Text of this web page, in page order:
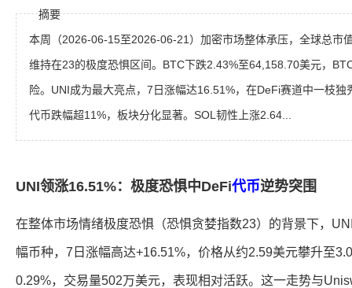
摘要
本周（2026-06-15至2026-06-21）加密市场整体承压，全球总市
维持在23的极度恐惧区间。BTC下跌2.43%至64,158.70美元，
险。UNI成为最大亮点，7日涨幅达16.51%，在DeFi赛道中一枝
代币跌幅超11%，板块分化显著。SOL韧性上涨2.64...
UNI领涨16.51%：极度恐惧中DeFi代币逆势突围
在整体市场情绪极度恐惧（恐惧贪婪指数23）的背景下，
幅币种，7日涨幅高达+16.51%，价格从约2.59美元攀升至
0.29%，交易量502万美元，表现相对活跃。这一走势与